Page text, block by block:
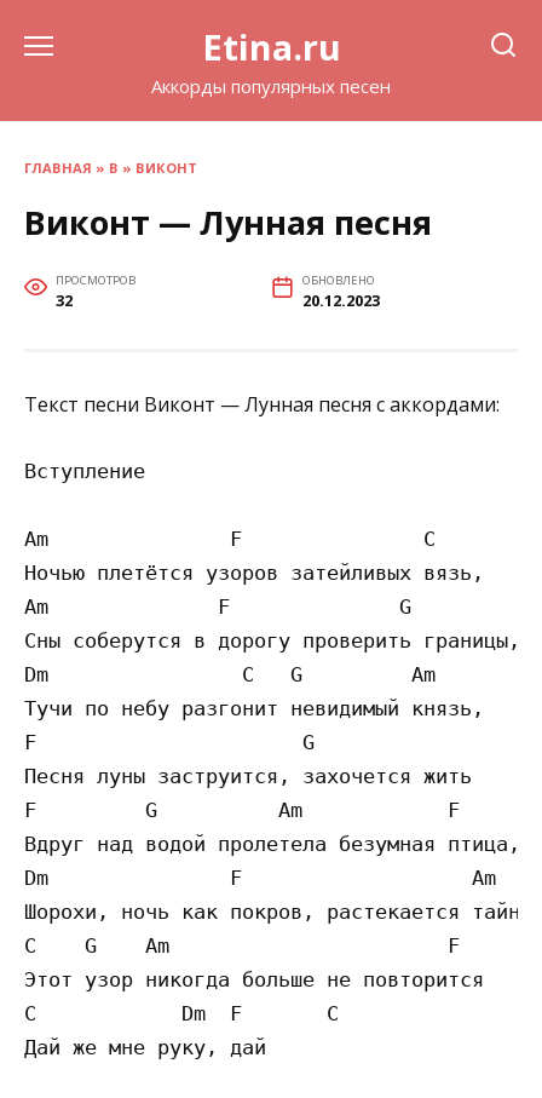
Etina.ru
Аккорды популярных песен
ГЛАВНАЯ » В » ВИКОНТ
Виконт — Лунная песня
ПРОСМОТРОВ
32
ОБНОВЛЕНО
20.12.2023
Текст песни Виконт — Лунная песня с аккордами:
Вступление
Am               F               C
Ночью плетётся узоров затейливых вязь,
Am              F              G
Сны соберутся в дорогу проверить границы,
Dm                C   G         Am
Тучи по небу разгонит невидимый князь,
F                      G
Песня луны заструится, захочется жить
F         G          Am            F
Вдруг над водой пролетела безумная птица,
Dm               F                   Am
Шорохи, ночь как покров, растекается
C    G    Am                       F
Этот узор никогда больше не повторится
C            Dm  F       C
Дай же мне руку, дай